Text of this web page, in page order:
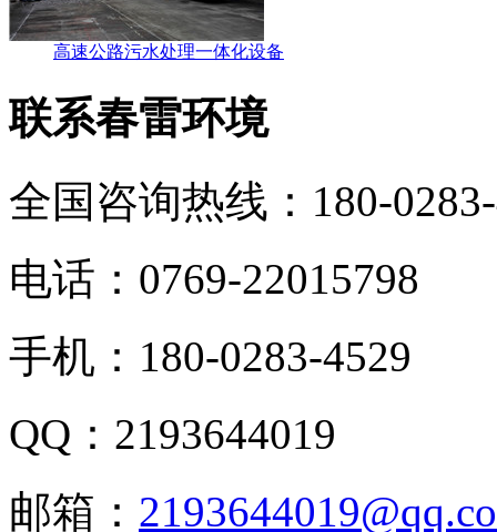
高速公路污水处理一体化设备
联系春雷环境
全国咨询热线： 180-
电话：0769-22015798
手机：180-0283-4529
QQ：2193644019
邮箱：